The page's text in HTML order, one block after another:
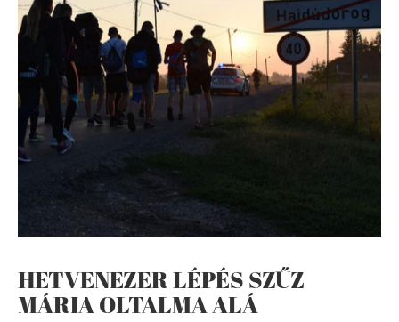
HETVENEZER LÉPÉS SZŰZ
MÁRIA OLTALMA ALÁ